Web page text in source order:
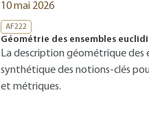
10 mai 2026
AF222
Géométrie des ensembles
La description géométrique des
synthétique des notions-clés
et métriques.